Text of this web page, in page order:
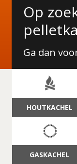
Wat Finn u
Op
Ga dan
NAVIGATIE
HOUTKACHEL
GASKACHEL